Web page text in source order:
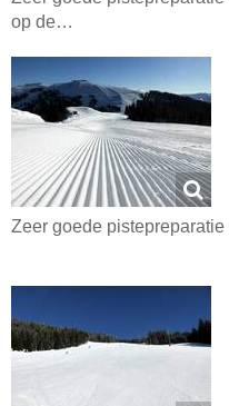
op de…
Zeer goede pistepreparatie